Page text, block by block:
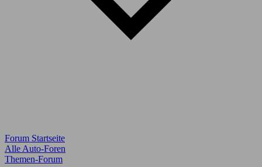
Forum Startseite
Alle Auto-Foren
Themen-Forum